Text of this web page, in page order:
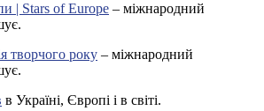
| Stars of Europe – міжнародний
творчого року – міжнародний
в Україні, Європі і в світі.